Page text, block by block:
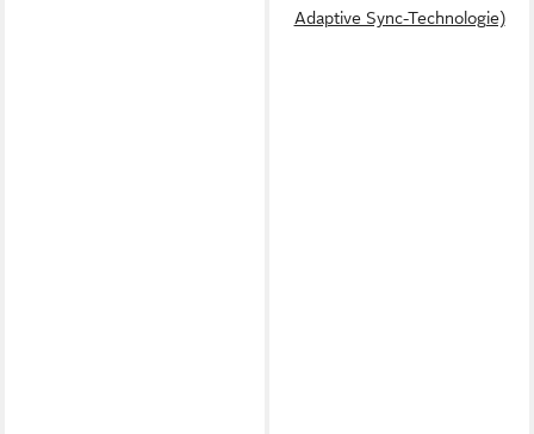
Adaptive Sync-Technologie)